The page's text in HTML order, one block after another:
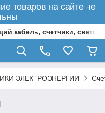
товаров на сайте не
кабель, счетчики,
ЭЛЕКТРОЭНЕРГИИ